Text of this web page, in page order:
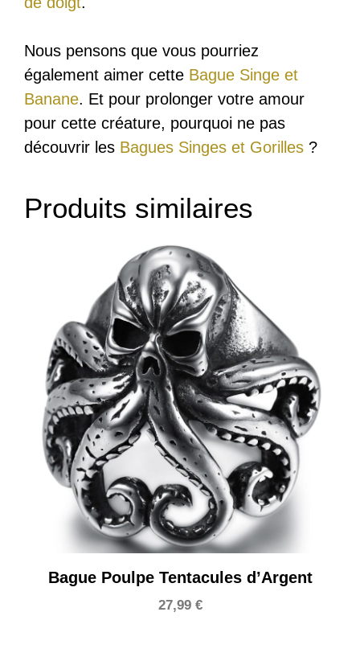
Nous pensons que vous pourriez
également aimer cette Bague Singe et
Banane. Et pour prolonger votre amour
pour cette créature, pourquoi ne pas
découvrir les Bagues Singes et Gorilles ?
Produits similaires
Bague Poulpe Tentacules d’Argent
27,99 €